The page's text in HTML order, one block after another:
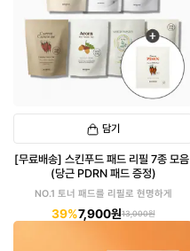
담기
[무료배송] 스킨푸드 패드 리필 7종 모음
(당근 PDRN 패드 증정)
NO.1 토너 패드를 리필로 현명하게
39%7,900원13,000원